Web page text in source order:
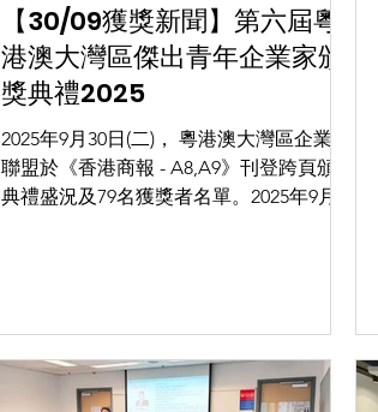
【30/09獲獎新聞】第六屆粵
港澳大灣區傑出青年企業家頒
獎典禮2025
2025年9月30日(二)， 粵港澳大灣區企業家
聯盟於《香港商報 - A8,A9》刊登跨頁頒獎
典禮盛況及79名獲獎者名單。2025年9月22